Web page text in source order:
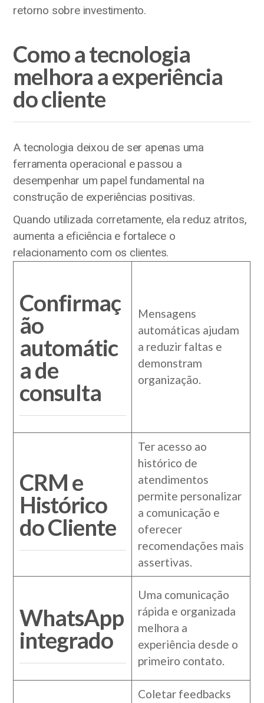
retorno sobre investimento.
Como a tecnologia
melhora a experiência
do cliente
A tecnologia deixou de ser apenas uma
ferramenta operacional e passou a
desempenhar um papel fundamental na
construção de experiências positivas.
Quando utilizada corretamente, ela reduz atritos,
aumenta a eficiência e fortalece o
relacionamento com os clientes.
Confirmaç
ão
automátic
a de
consulta
Mensagens
automáticas ajudam
a reduzir faltas e
demonstram
organização.
CRM e
Histórico
do Cliente
Ter acesso ao
histórico de
atendimentos
permite personalizar
a comunicação e
oferecer
recomendações mais
assertivas.
WhatsApp
integrado
Uma comunicação
rápida e organizada
melhora a
experiência desde o
primeiro contato.
Coletar feedbacks